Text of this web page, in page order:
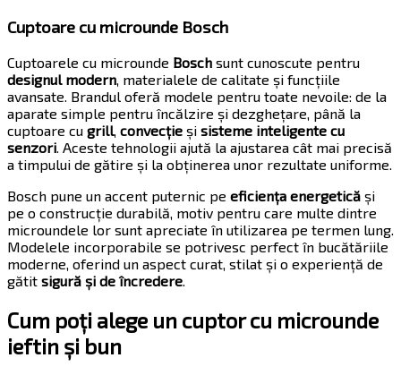
Cuptoare cu microunde Bosch
Cuptoarele cu microunde Bosch sunt cunoscute pentru
designul modern , materialele de calitate și funcțiile
avansate. Brandul oferă modele pentru toate nevoile: de la
aparate simple pentru încălzire și dezghețare, până la
cuptoare cu grill convecție și sisteme inteligente cu
senzori . Aceste tehnologii ajută la ajustarea cât mai precisă
a timpului de gătire și la obținerea unor rezultate uniforme.
Bosch pune un accent puternic pe eficiența energetică și
pe o construcție durabilă, motiv pentru care multe dintre
microundele lor sunt apreciate în utilizarea pe termen lung.
Modelele incorporabile se potrivesc perfect în bucătăriile
moderne, oferind un aspect curat, stilat și o experiență de
gătit sigură și de încredere
Cum poți alege un cuptor cu microunde
ieftin și bun